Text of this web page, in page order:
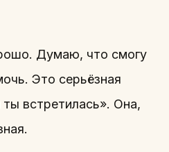
Думаю, что смогу
Это серьёзная
встретилась». Она,